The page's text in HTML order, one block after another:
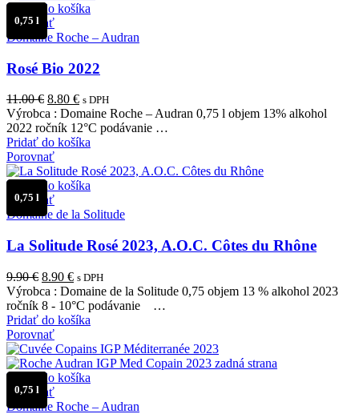
Pridať do košíka
Porovnať
Domaine Roche – Audran
Rosé Bio 2022
11.00€ Pôvodná
cena
bola:
11.00 €.
8.80 €Aktuálna
cena
je:
8.80 €.
s DPH
0,75 l
Výrobca : Domaine Roche – Audran 0,75 l objem 13% alkohol
2022 ročník 12°C podávanie …
Pridať do košíka
Porovnať
Pridať do košíka
Porovnať
Domaine de la Solitude
La Solitude Rosé 2023, A.O.C. Côtes du Rhône
9.90€ Pôvodná
cena
bola:
9.90 €.
8.90 €Aktuálna
cena
je:
8.90 €.
s DPH
0,75 l
Výrobca : Domaine de la Solitude 0,75 objem 13 % alkohol 2023
ročník 8 - 10°C podávanie …
Pridať do košíka
Porovnať
Pridať do košíka
Porovnať
Domaine Roche – Audran
0,75 l